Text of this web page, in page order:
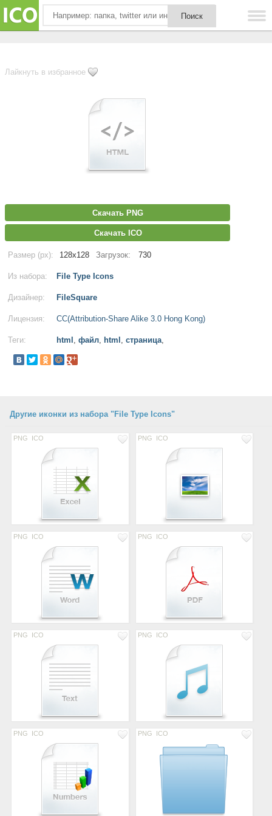
Лайкнуть в избранное
Скачать PNG
Скачать ICO
Размер (px): 128x128 Загрузок: 730
Из набора: File Type Icons
Дизайнер: FileSquare
Лицензия: CC(Attribution-Share Alike 3.0 Hong Kong)
Теги: html , файл, html , страница,
Другие иконки из набора "File Type Icons"
PNG ICO PNG ICO
PNG ICO PNG ICO
PNG ICO PNG ICO
PNG ICO PNG ICO